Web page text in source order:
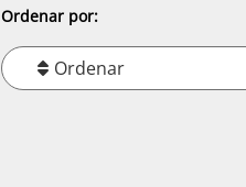
Ordenar por:
Ordenar